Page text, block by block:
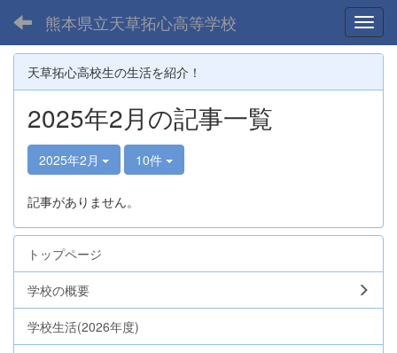
熊本県立天草拓心高等学校
天草拓心高校生の生活を紹介！
2025年2月の記事一覧
2025年2月 10件
記事がありません。
トップページ
学校の概要
学校生活(2026年度)